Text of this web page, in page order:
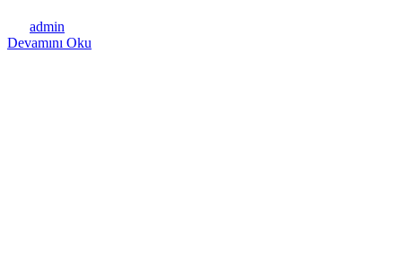
admin
Devamını Oku